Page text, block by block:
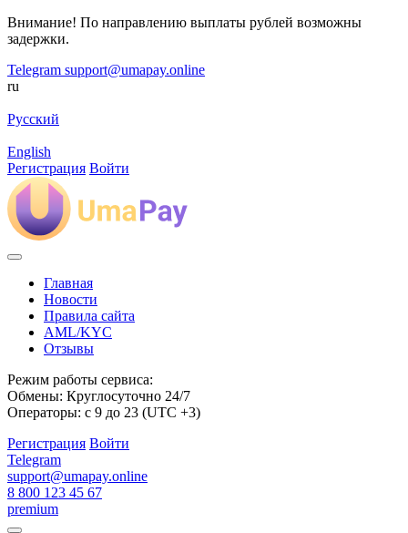
Внимание! По направлению выплаты рублей возможны
задержки.
Telegram support@umapay.online
ru
Русский
English
Регистрация Войти
Главная
Новости
Правила сайта
AML/KYC
Отзывы
Режим работы сервиса:
Обмены: Круглосуточно 24/7
Операторы: с 9 до 23 (UTC +3)
Регистрация Войти
Telegram
support@umapay.online
8 800 123 45 67
premium